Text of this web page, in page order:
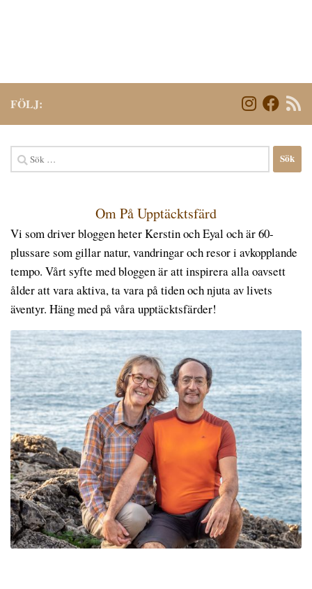
FÖLJ:
Sök
efter:
Om På Upptäcktsfärd
Vi som driver bloggen heter Kerstin och Eyal och är 60-
plussare som gillar natur, vandringar och resor i avkopplande
tempo. Vårt syfte med bloggen är att inspirera alla oavsett
ålder att vara aktiva, ta vara på tiden och njuta av livets
äventyr. Häng med på våra upptäcktsfärder!